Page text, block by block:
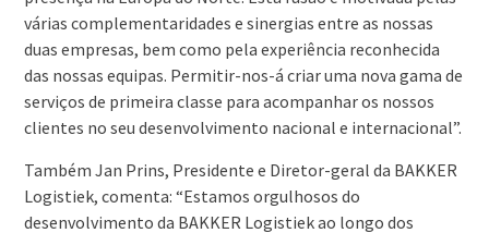
várias complementaridades e sinergias entre as nossas
duas empresas, bem como pela experiência reconhecida
das nossas equipas. Permitir-nos-á criar uma nova gama de
serviços de primeira classe para acompanhar os nossos
clientes no seu desenvolvimento nacional e internacional”.
Também Jan Prins, Presidente e Diretor-geral da BAKKER
Logistiek, comenta: “Estamos orgulhosos do
desenvolvimento da BAKKER Logistiek ao longo dos